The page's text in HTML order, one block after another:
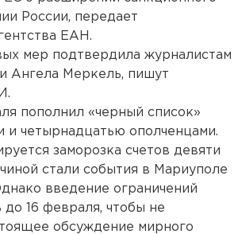
России, передает
ЕАН.
мер подтвердила журналистам
Ангела Меркель, пишут
пополнил «черный список»
и четырнадцатью ополченцами.
заморозка счетов девяти
стали события в Мариуполе
введение ограничений
16 февраля, чтобы не
обсуждение мирного